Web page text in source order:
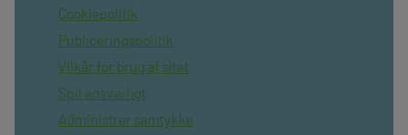
Cookiepolitik
Publiceringspolitik
Vilkår for brug af sitet
Spil ansvarligt
Administrer samtykke